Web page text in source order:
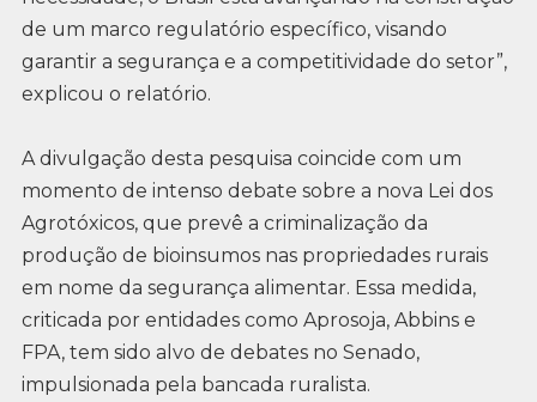
de um marco regulatório específico, visando
garantir a segurança e a competitividade do setor”,
explicou o relatório.
A divulgação desta pesquisa coincide com um
momento de intenso debate sobre a nova Lei dos
Agrotóxicos, que prevê a criminalização da
produção de bioinsumos nas propriedades rurais
em nome da segurança alimentar. Essa medida,
criticada por entidades como Aprosoja, Abbins e
FPA, tem sido alvo de debates no Senado,
impulsionada pela bancada ruralista.